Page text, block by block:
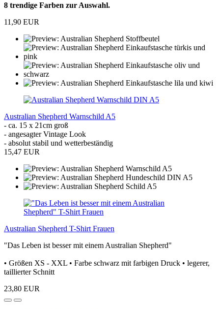
8 trendige Farben zur Auswahl.
11,90 EUR
Australian Shepherd Warnschild A5
- ca. 15 x 21cm groß
- angesagter Vintage Look
- absolut stabil und wetterbeständig
15,47 EUR
Australian Shepherd T-Shirt Frauen
"Das Leben ist besser mit einem Australian Shepherd"
• Größen XS - XXL • Farbe schwarz mit farbigen Druck • legerer,
taillierter Schnitt
23,80 EUR